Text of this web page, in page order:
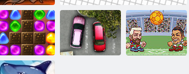
Rahaliigutajad 3
valvemaksu